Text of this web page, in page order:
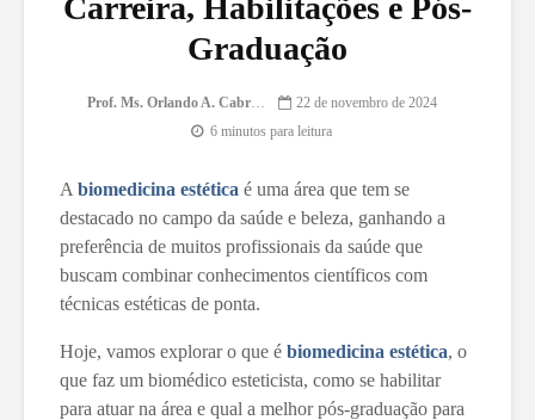
Carreira, Habilitações e Pós-
Graduação
Prof. Ms. Orlando A. Cabrera
22 de novembro de 2024
6 minutos para leitura
A biomedicina estética é uma área que tem se
destacado no campo da saúde e beleza, ganhando a
preferência de muitos profissionais da saúde que
buscam combinar conhecimentos científicos com
técnicas estéticas de ponta.
Hoje, vamos explorar o que é biomedicina estética, o
que faz um biomédico esteticista, como se habilitar
para atuar na área e qual a melhor pós-graduação para